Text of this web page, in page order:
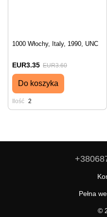
1000 Włochy, Italy, 1990, UNC
EUR3.35 EUR3.60
Do koszyka
Ilość 2
Pełna
©